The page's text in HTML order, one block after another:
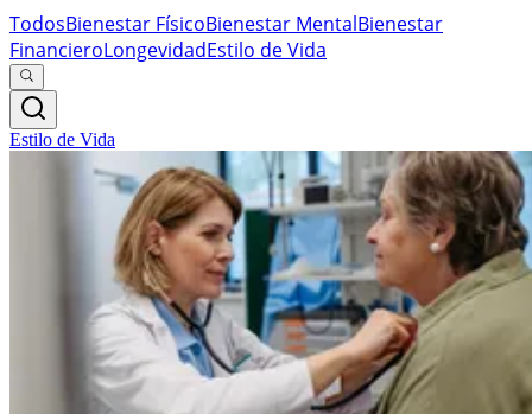
TodosBienestar FísicoBienestar MentalBienestar
FinancieroLongevidadEstilo de Vida
Estilo de Vida